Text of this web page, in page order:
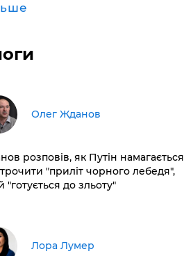
Олег Жданов
розповів, як Путін намагається
"приліт чорного лебедя",
"готується до зльоту"
​Лора Лумер